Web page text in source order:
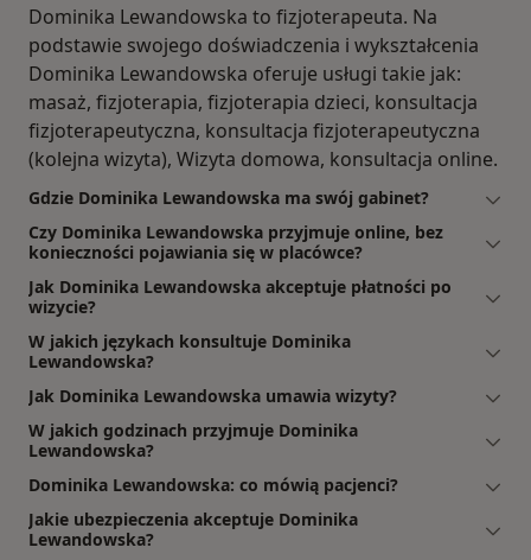
Dominika Lewandowska to fizjoterapeuta. Na
podstawie swojego doświadczenia i wykształcenia
Dominika Lewandowska oferuje usługi takie jak:
masaż, fizjoterapia, fizjoterapia dzieci, konsultacja
fizjoterapeutyczna, konsultacja fizjoterapeutyczna
(kolejna wizyta), Wizyta domowa, konsultacja online.
Gdzie Dominika Lewandowska ma swój gabinet?
Czy Dominika Lewandowska przyjmuje online, bez
konieczności pojawiania się w placówce?
Jak Dominika Lewandowska akceptuje płatności po
wizycie?
W jakich językach konsultuje Dominika
Lewandowska?
Jak Dominika Lewandowska umawia wizyty?
W jakich godzinach przyjmuje Dominika
Lewandowska?
Dominika Lewandowska: co mówią pacjenci?
Jakie ubezpieczenia akceptuje Dominika
Lewandowska?